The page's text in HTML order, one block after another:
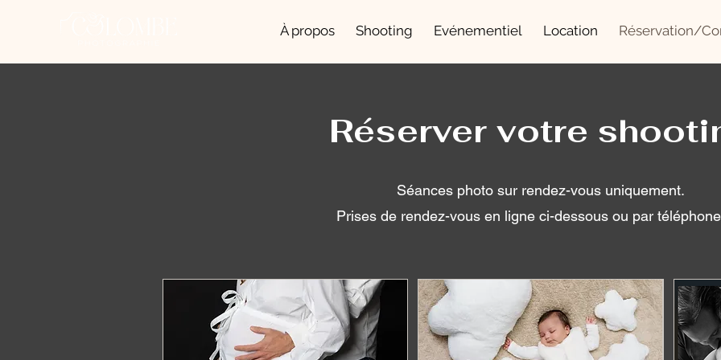
À propos Shooting Evénementiel Location Réservation/
Réserver votre
Séances photo sur rendez-vous uniquement.​
Prises de rendez-vous en ligne ci-dessous ou par